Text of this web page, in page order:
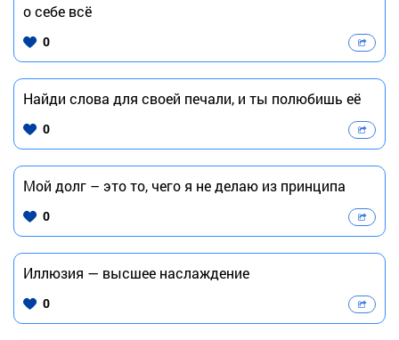
о себе всё
0
Найди слова для своей печали, и ты полюбишь её
0
Мой долг – это то, чего я не делаю из принципа
0
Иллюзия — высшее наслаждение
0